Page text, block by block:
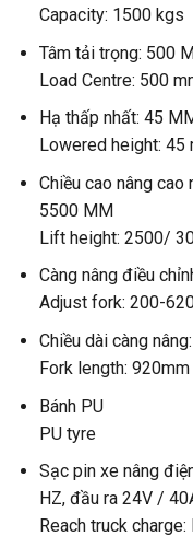
Capacity: 1500 kgs
Tâm tải trọng: 500
Load Centre: 500
Hạ thấp nhất: 45
Lowered height: 45
Chiều cao nâng
5500 MM
Lift height: 2500/
Càng nâng điều
Adjust fork: 200-
Chiều dài càng
Fork length: 920mm
Bánh PU
PU tyre
Sạc pin xe nâng
HZ, đầu ra 24V /
Reach truck